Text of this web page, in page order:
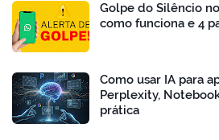
Golpe do Silêncio
como funciona e 4
Como usar IA para
Perplexity,
prática